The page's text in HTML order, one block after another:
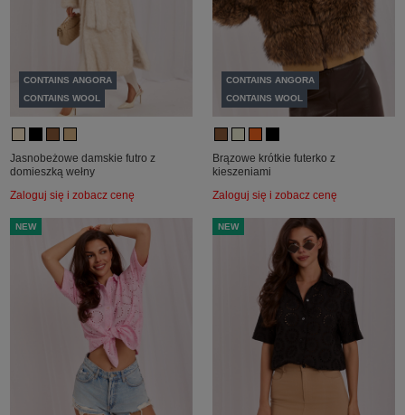
CONTAINS ANGORA
CONTAINS WOOL
Jasnobeżowe damskie futro z
domieszką wełny
Zaloguj się i zobacz cenę
CONTAINS ANGORA
CONTAINS WOOL
Brązowe krótkie futerko z
kieszeniami
Zaloguj się i zobacz cenę
NEW NEW